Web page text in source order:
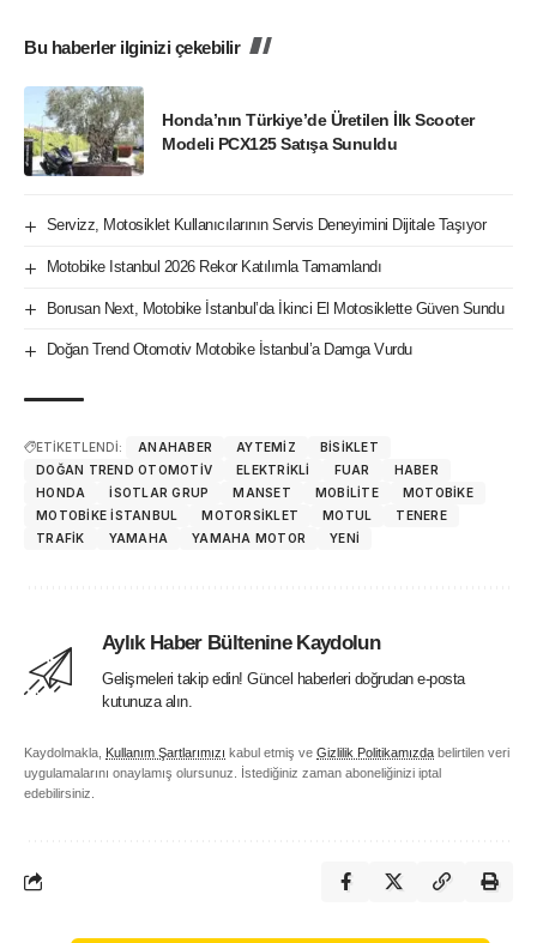
Bu haberler ilginizi çekebilir
Honda’nın Türkiye’de Üretilen İlk Scooter
Modeli PCX125 Satışa Sunuldu
Servizz, Motosiklet Kullanıcılarının Servis Deneyimini Dijitale Taşıyor
Motobike Istanbul 2026 Rekor Katılımla Tamamlandı
Borusan Next, Motobike İstanbul’da İkinci El Motosiklette Güven Sundu
Doğan Trend Otomotiv Motobike İstanbul’a Damga Vurdu
ETİKETLENDİ: ANAHABER AYTEMIZ
BISIKLET
DOĞAN TREND OTOMOTIV
ELEKTRIKLI FUAR
HABER
HONDA
İSOTLAR GRUP MANSET MOBILITE
MOTOBIKE
MOTOBIKE ISTANBUL
MOTORSIKLET MOTUL
TENERE
TRAFIK
YAMAHA YAMAHA MOTOR YENI
Aylık Haber Bültenine Kaydolun
Gelişmeleri takip edin! Güncel haberleri doğrudan e-posta
kutunuza alın.
Kaydolmakla, Kullanım Şartlarımızı kabul etmiş ve Gizlilik Politikamızda belirtilen veri
uygulamalarını onaylamış olursunuz. İstediğiniz zaman aboneliğinizi iptal
edebilirsiniz.